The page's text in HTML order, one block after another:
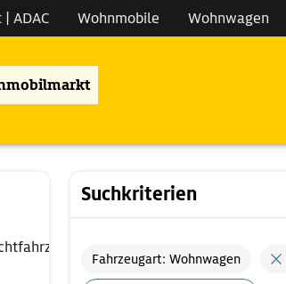
ADAC Wohnmobile Wohnwagen
Suchkriterien
Fahrzeugart: Wohnwagen